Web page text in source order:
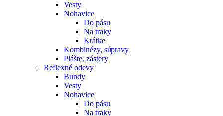
Vesty
Nohavice
Do pásu
Na traky
Krátke
Kombinézy, súpravy
Plášte, zástery
Reflexné odevy
Bundy
Vesty
Nohavice
Do pásu
Na traky